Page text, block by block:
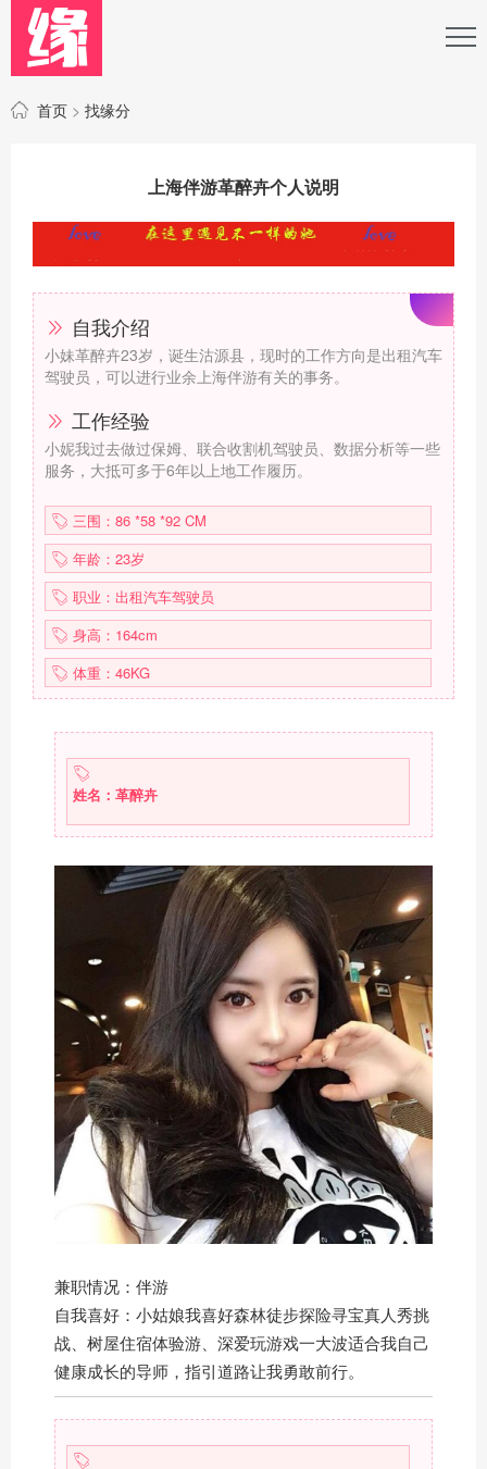
首页 > 找缘分
上海伴游革醉卉个人说明
自我介绍
小妹革醉卉23岁，诞生沽源县，现时的工作方向是出租汽车
驾驶员，可以进行业余上海伴游有关的事务。
工作经验
小妮我过去做过保姆、联合收割机驾驶员、数据分析等一些
服务，大抵可多于6年以上地工作履历。
三围：86 *58 *92 CM
年龄：23岁
职业：出租汽车驾驶员
身高：164cm
体重：46KG
姓名：革醉卉
兼职情况：伴游
自我喜好：小姑娘我喜好森林徒步探险寻宝真人秀挑
战、树屋住宿体验游、深爱玩游戏一大波适合我自己
健康成长的导师，指引道路让我勇敢前行。